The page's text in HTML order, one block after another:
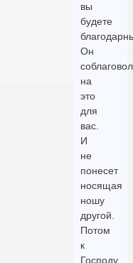
вы
будете
Он
на
это
для
вас.
И
не
понесет
носящая
ношу
другой.
Потом
к
Господу